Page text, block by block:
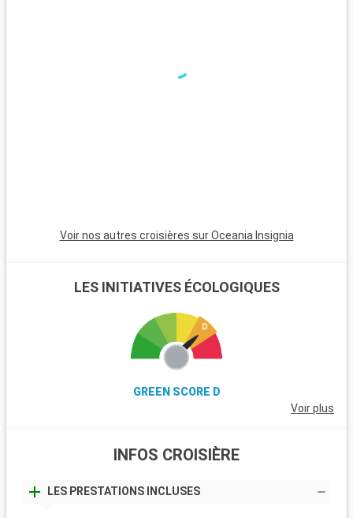
Voir nos autres croisières sur Oceania Insignia
LES INITIATIVES ÉCOLOGIQUES
GREEN SCORE D
Voir plus
INFOS CROISIÈRE
LES PRESTATIONS INCLUSES